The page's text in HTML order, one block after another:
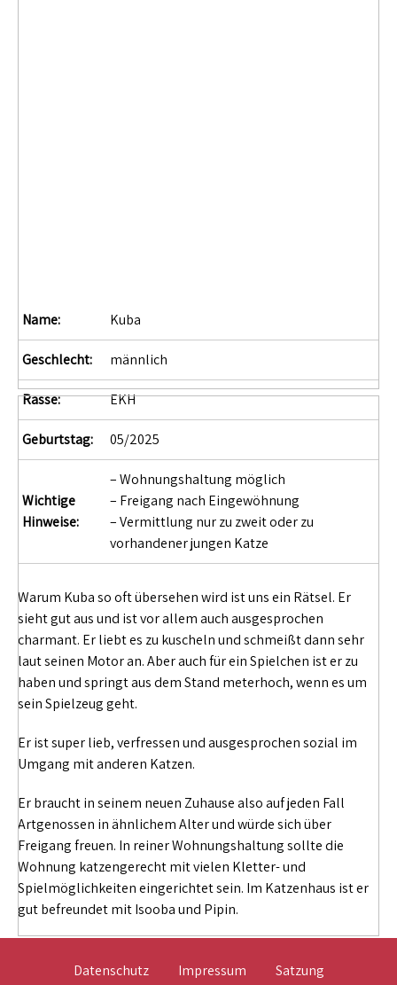
Name: Kuba
Geschlecht: männlich
Rasse: EKH
Geburtstag: 05/2025
Wichtige
Hinweise:
– Wohnungshaltung möglich
– Freigang nach Eingewöhnung
– Vermittlung nur zu zweit oder zu
vorhandener jungen Katze
Warum Kuba so oft übersehen wird ist uns ein Rätsel. Er
sieht gut aus und ist vor allem auch ausgesprochen
charmant. Er liebt es zu kuscheln und schmeißt dann sehr
laut seinen Motor an. Aber auch für ein Spielchen ist er zu
haben und springt aus dem Stand meterhoch, wenn es um
sein Spielzeug geht.
Er ist super lieb, verfressen und ausgesprochen sozial im
Umgang mit anderen Katzen.
Er braucht in seinem neuen Zuhause also auf jeden Fall
Artgenossen in ähnlichem Alter und würde sich über
Freigang freuen. In reiner Wohnungshaltung sollte die
Wohnung katzengerecht mit vielen Kletter- und
Spielmöglichkeiten eingerichtet sein. Im Katzenhaus ist er
gut befreundet mit Isooba und Pipin.
Datenschutz Impressum Satzung